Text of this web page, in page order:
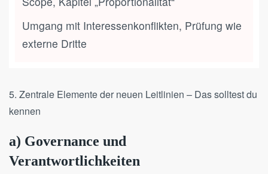
Umgang mit Interessenkonflikten, Prüfung wie
externe Dritte
5. Zentrale Elemente der neuen Leitlinien – Das solltest du
kennen
a) Governance und
Verantwortlichkeiten